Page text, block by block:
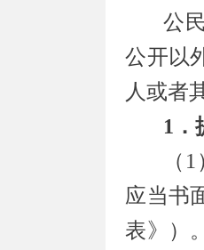
公
公开以
人或者
1 ．
（ 1
应当书
表》）